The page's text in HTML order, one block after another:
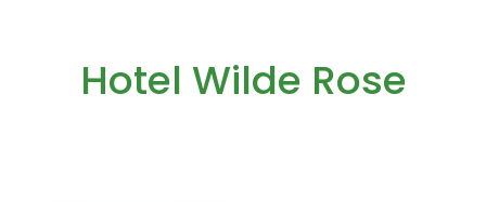
Hotel Wilde Rose